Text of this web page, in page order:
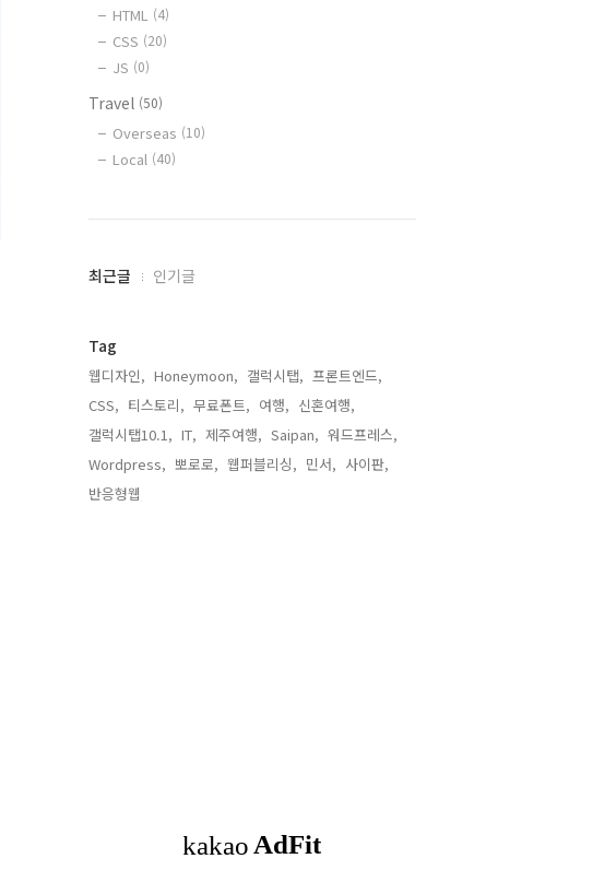
HTML (4)
CSS (20)
JS (0)
Travel (50)
Overseas (10)
Local (40)
최
과
기
글
최근글 인기글
Tag
웹디자인, Honeymoon, 갤럭시탭, 프론트엔드,
CSS, 티스토리, 무료폰트, 여행, 신혼여행,
갤럭시탭10.1, IT, 제주여행, Saipan, 워드프레스,
Wordpress, 뽀로로, 웹퍼블리싱, 민서, 사이판,
반응형웹,